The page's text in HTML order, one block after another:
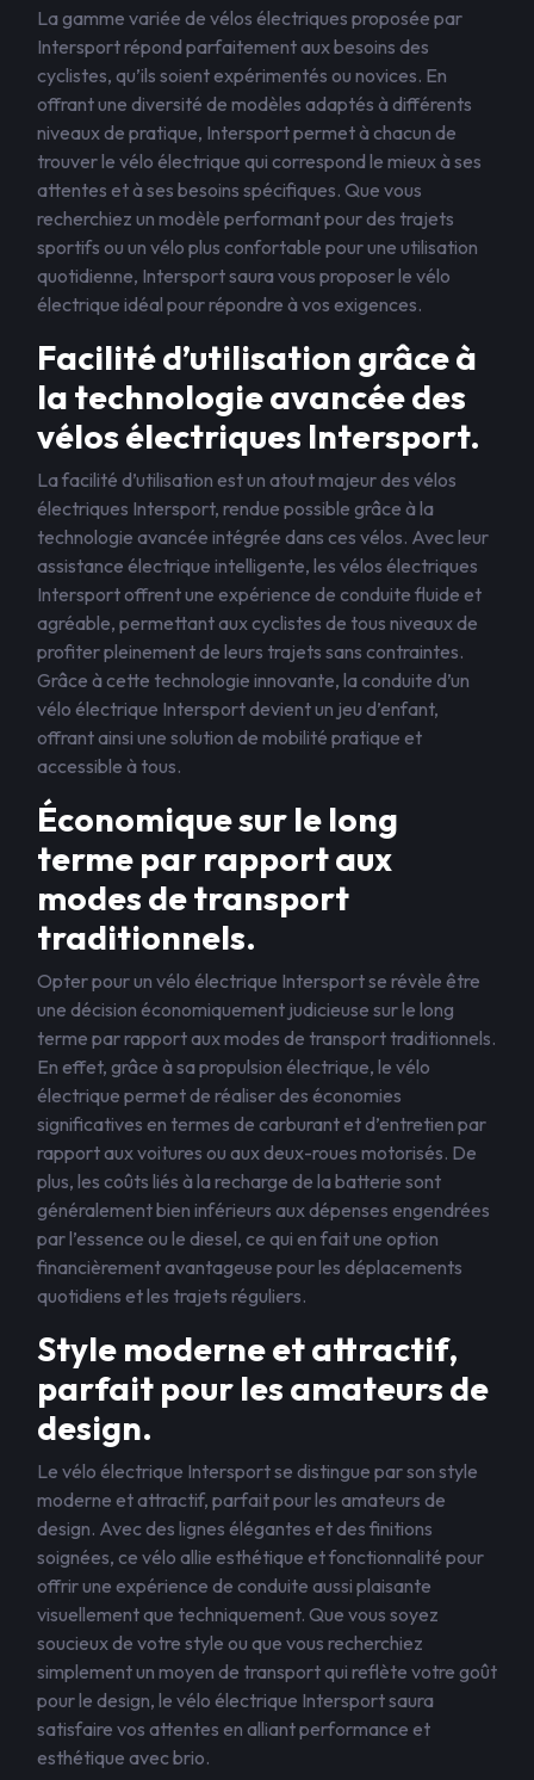
La gamme variée de vélos électriques proposée par
Intersport répond parfaitement aux besoins des
cyclistes, qu’ils soient expérimentés ou novices. En
offrant une diversité de modèles adaptés à différents
niveaux de pratique, Intersport permet à chacun de
trouver le vélo électrique qui correspond le mieux à ses
attentes et à ses besoins spécifiques. Que vous
recherchiez un modèle performant pour des trajets
sportifs ou un vélo plus confortable pour une utilisation
quotidienne, Intersport saura vous proposer le vélo
électrique idéal pour répondre à vos exigences.
Facilité d’utilisation grâce à
la technologie avancée des
vélos électriques Intersport.
La facilité d’utilisation est un atout majeur des vélos
électriques Intersport, rendue possible grâce à la
technologie avancée intégrée dans ces vélos. Avec leur
assistance électrique intelligente, les vélos électriques
Intersport offrent une expérience de conduite fluide et
agréable, permettant aux cyclistes de tous niveaux de
profiter pleinement de leurs trajets sans contraintes.
Grâce à cette technologie innovante, la conduite d’un
vélo électrique Intersport devient un jeu d’enfant,
offrant ainsi une solution de mobilité pratique et
accessible à tous.
Économique sur le long
terme par rapport aux
modes de transport
traditionnels.
Opter pour un vélo électrique Intersport se révèle être
une décision économiquement judicieuse sur le long
terme par rapport aux modes de transport traditionnels.
En effet, grâce à sa propulsion électrique, le vélo
électrique permet de réaliser des économies
significatives en termes de carburant et d’entretien par
rapport aux voitures ou aux deux-roues motorisés. De
plus, les coûts liés à la recharge de la batterie sont
généralement bien inférieurs aux dépenses engendrées
par l’essence ou le diesel, ce qui en fait une option
financièrement avantageuse pour les déplacements
quotidiens et les trajets réguliers.
Style moderne et attractif,
parfait pour les amateurs de
design.
Le vélo électrique Intersport se distingue par son style
moderne et attractif, parfait pour les amateurs de
design. Avec des lignes élégantes et des finitions
soignées, ce vélo allie esthétique et fonctionnalité pour
offrir une expérience de conduite aussi plaisante
visuellement que techniquement. Que vous soyez
soucieux de votre style ou que vous recherchiez
simplement un moyen de transport qui reflète votre goût
pour le design, le vélo électrique Intersport saura
satisfaire vos attentes en alliant performance et
esthétique avec brio.